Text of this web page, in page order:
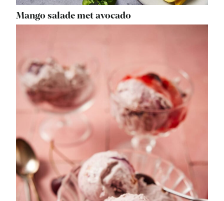
Mango salade met avocado